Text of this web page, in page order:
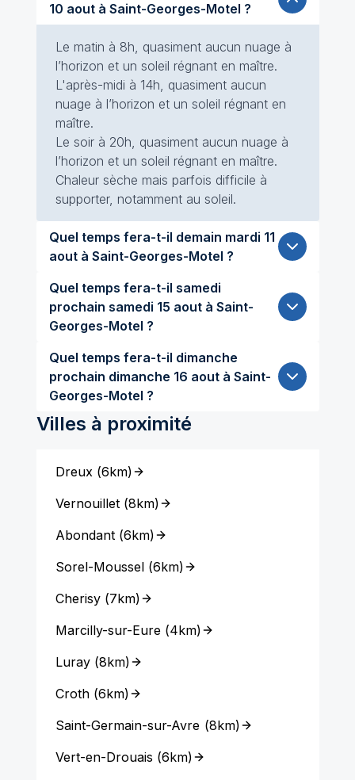
10 aout à Saint-Georges-Motel ?
Le matin à 8h, quasiment aucun nuage à
l’horizon et un soleil régnant en maître.
L'après-midi à 14h, quasiment aucun
nuage à l’horizon et un soleil régnant en
maître.
Le soir à 20h, quasiment aucun nuage à
l’horizon et un soleil régnant en maître.
Chaleur sèche mais parfois difficile à
supporter, notamment au soleil.
Quel temps fera-t-il demain mardi 11
aout à Saint-Georges-Motel ?
Quel temps fera-t-il samedi
prochain samedi 15 aout à Saint-
Georges-Motel ?
Quel temps fera-t-il dimanche
prochain dimanche 16 aout à Saint-
Georges-Motel ?
Villes à proximité
Dreux(6km)
Vernouillet(8km)
Abondant(6km)
Sorel-Moussel(6km)
Cherisy(7km)
Marcilly-sur-Eure(4km)
Luray(8km)
Croth(6km)
Saint-Germain-sur-Avre (8km)
Vert-en-Drouais (6km)